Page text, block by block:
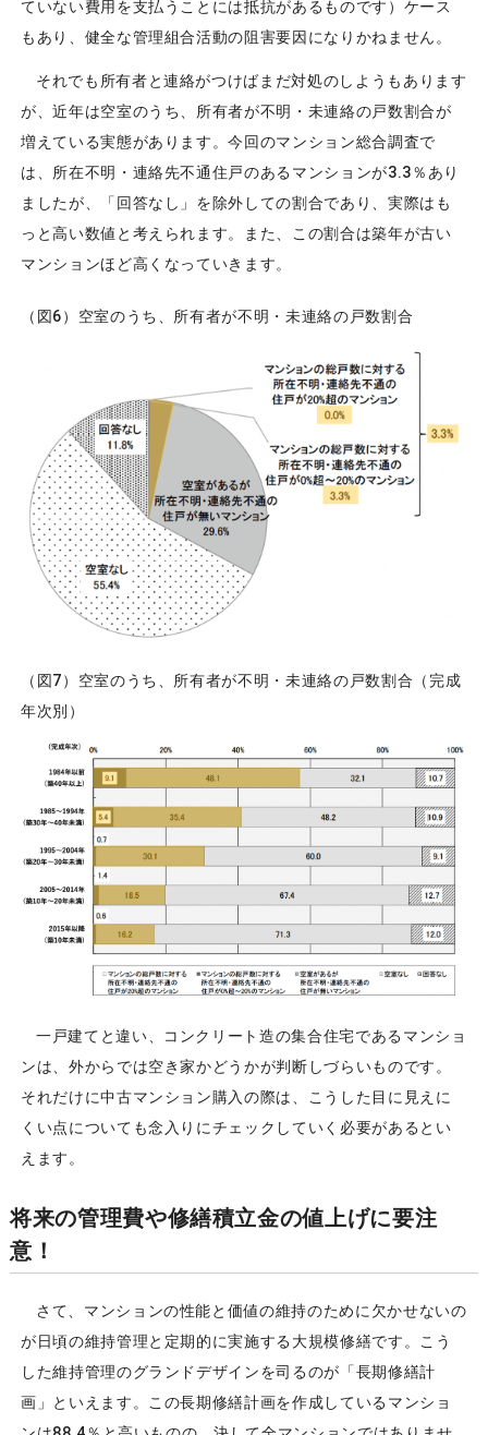
ていない費用を支払うことには抵抗があるものです）ケース
もあり、健全な管理組合活動の阻害要因になりかねません。
それでも所有者と連絡がつけばまだ対処のしようもあります
が、近年は空室のうち、所有者が不明・未連絡の戸数割合が
増えている実態があります。今回のマンション総合調査で
は、所在不明・連絡先不通住戸のあるマンションが3.3％あり
ましたが、「回答なし」を除外しての割合であり、実際はも
っと高い数値と考えられます。また、この割合は築年が古い
マンションほど高くなっていきます。
（図6）空室のうち、所有者が不明・未連絡の戸数割合
（図7）空室のうち、所有者が不明・未連絡の戸数割合（完成
年次別）
一戸建てと違い、コンクリート造の集合住宅であるマンショ
ンは、外からでは空き家かどうかが判断しづらいものです。
それだけに中古マンション購入の際は、こうした目に見えに
くい点についても念入りにチェックしていく必要があるとい
えます。
将来の管理費や修繕積立金の値上げに要注
意！
さて、マンションの性能と価値の維持のために欠かせないの
が日頃の維持管理と定期的に実施する大規模修繕です。こう
した維持管理のグランドデザインを司るのが「長期修繕計
画」といえます。この長期修繕計画を作成しているマンショ